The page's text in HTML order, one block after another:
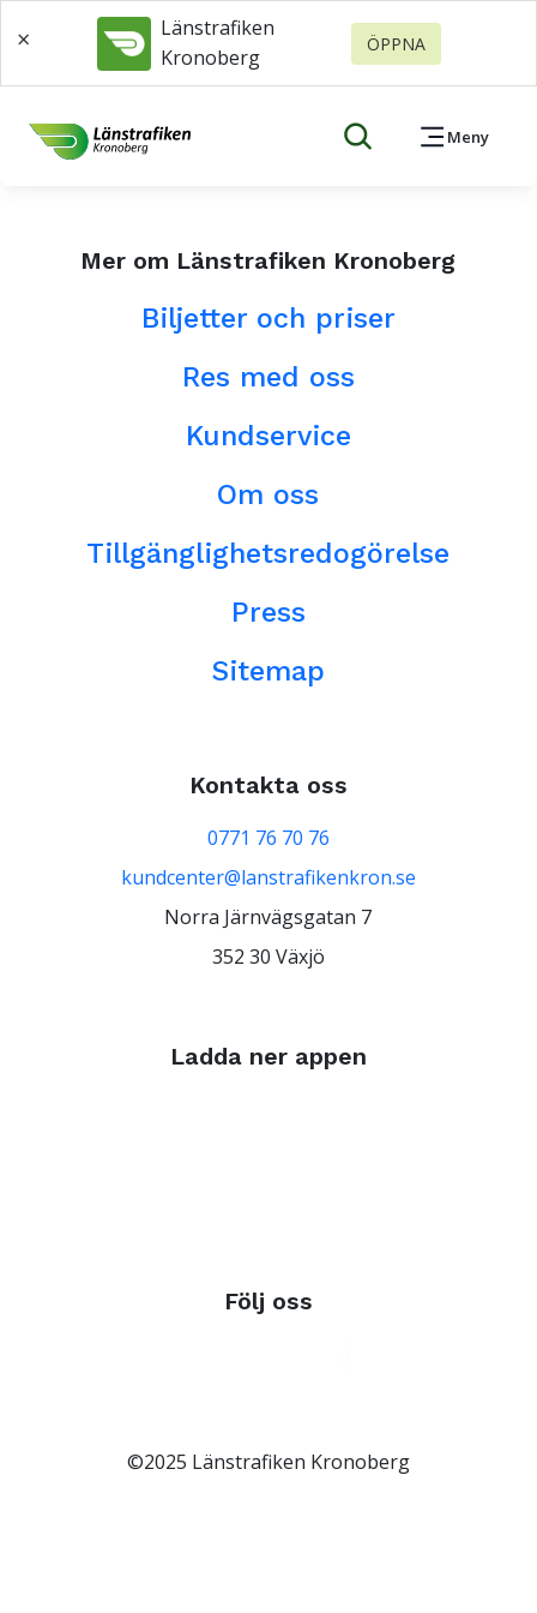
×
Länstrafiken
Kronoberg
ÖPPNA
Meny
Mer om Länstrafiken Kronoberg
Biljetter och priser
Res med oss
Kundservice
Om oss
Tillgänglighetsredogörelse
Press
Sitemap
Kontakta oss
0771 76 70 76
kundcenter@lanstrafikenkron.se
Norra Järnvägsgatan 7
352 30 Växjö
Ladda ner appen
Följ oss
©2025 Länstrafiken Kronoberg